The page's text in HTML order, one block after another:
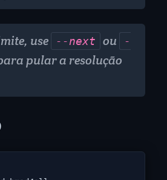
use --next ou
-
pular a resolução